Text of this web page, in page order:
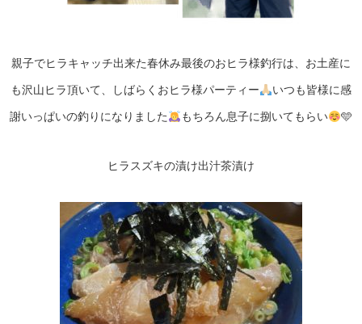
親子でヒラキャッチ出来た春休み最後のおヒラ様釣行は、お土産に
も沢山ヒラ頂いて、しばらくおヒラ様パーティー いつも皆様に感
謝いっぱいの釣りになりました もちろん息子に捌いてもらい 🩵
ヒラスズキの漬け出汁茶漬け